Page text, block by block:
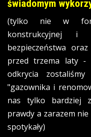
świadomym
(tylko nie w
konstrukcyjnej i
bezpieczeństwa
przed trzema laty -
odkrycia
"gazownika i
nas tylko bardziej
prawdy a zarazem
spotykały)